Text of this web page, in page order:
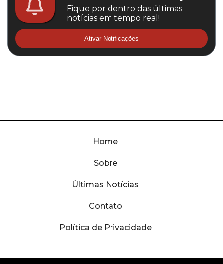
Fique por dentro das últimas
notícias em tempo real!
Ativar Notificações
Home
Sobre
Últimas Notícias
Contato
Política de Privacidade